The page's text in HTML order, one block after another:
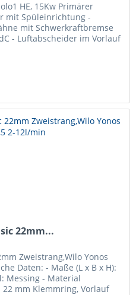
HE, 15Kw Primärer
mit Spüleinrichtung -
mit Schwerkraftbremse
- Luftabscheider im Vorlauf
22mm...
Zweistrang,Wilo Yonos
Daten: - Maße (L x B x H):
Messing - Material
22 mm Klemmring, Vorlauf